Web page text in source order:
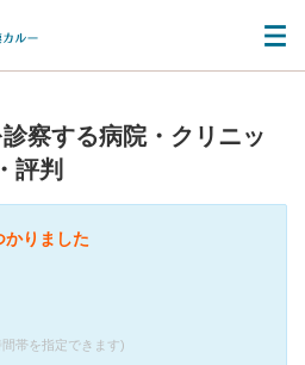
察する病院・クリニッ
評判
かりました
帯を指定できます)